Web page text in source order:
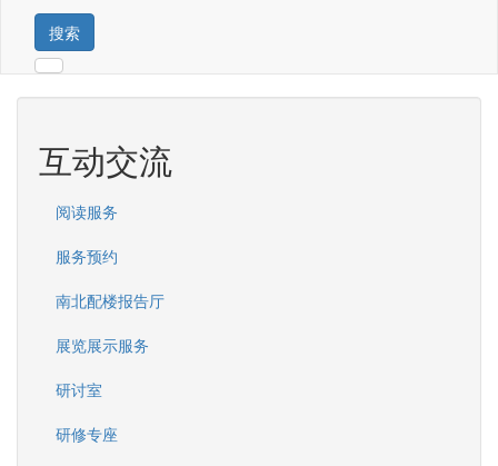
搜索
互动交流
阅读服务
服务预约
南北配楼报告厅
展览展示服务
研讨室
研修专座